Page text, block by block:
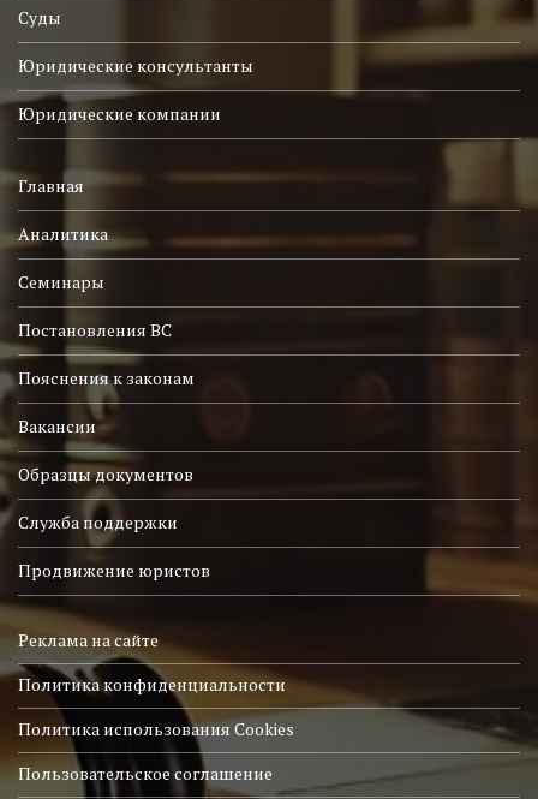
Суды
Юридические консультанты
Юридические компании
Главная
Аналитика
Семинары
Постановления ВС
Пояснения к законам
Вакансии
Образцы документов
Служба поддержки
Продвижение юристов
Реклама на сайте
Политика конфиденциальности
Политика использования Cookies
Пользовательское соглашение